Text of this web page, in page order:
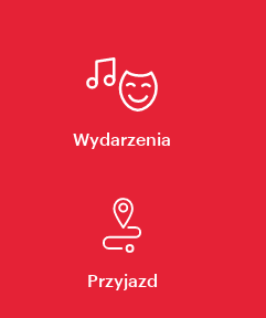
Wydarzenia
Przyjazd